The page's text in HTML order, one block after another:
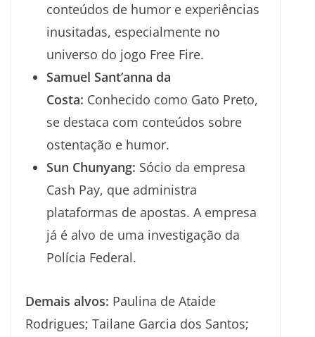
conteúdos de humor e experiências
inusitadas, especialmente no
universo do jogo Free Fire.
Samuel Sant’anna da
Costa: Conhecido como Gato Preto,
se destaca com conteúdos sobre
ostentação e humor.
Sun Chunyang: Sócio da empresa
Cash Pay, que administra
plataformas de apostas. A empresa
já é alvo de uma investigação da
Polícia Federal.
Demais alvos: Paulina de Ataide
Rodrigues; Tailane Garcia dos Santos;